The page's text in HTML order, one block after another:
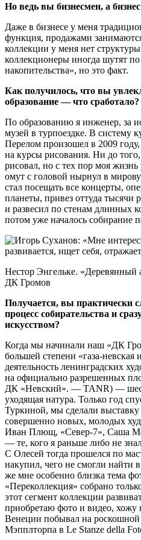
Но ведь вы бизнесмен, а
Даже в бизнесе у меня
функция, продажами
коллекции у меня нет
коллекционеры иногда шутят
накопительства», но это факт.
Как получилось, что вы
образование — что сработало?
По образованию я инженер, за
музей в турпоездке. В систему
Перелом произошел в 2009 году,
на курсы рисования. Ни до
рисовал, но с тех пор моя
омут с головой нырнул в
стал посещать все концерты,
планеты, привез оттуда
и развесил по стенам длинных
потом уже началось собирание
Нестор Энгельке. «Деревянный
ДК Громов
Получается, вы практически
процесс собирательства и
искусством?
Когда мы начинали наш «ДК
большей степени «газа-невская
деятельность ленинградских
на официально разрешенных
ДК «Невский». — TANR) —
уходящая натура. Только год
Туркиной, мы сделали
совершенно новых, молодых
Иван Плющ, «Север-7», Саша
— те, кого я раньше либо не
С Олесей тогда прошелся по
накупил, чего не смогли найти
же мне особенно близка тема
«Переколлекция» собрано
этот сегмент коллекции
приобретаю фото и видео, хожу
Венеции побывал на роскошной
Мэппл­торпа в Le Stanze della